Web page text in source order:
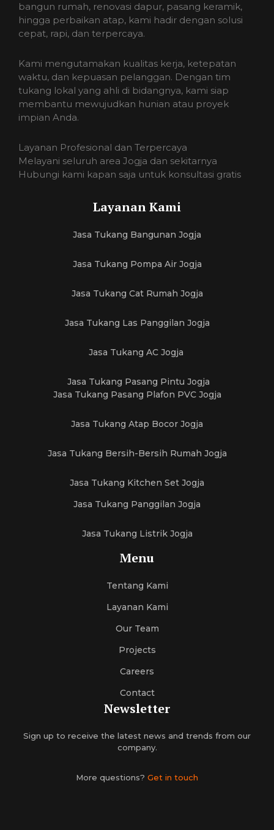
bangun rumah, renovasi dapur, pasang keramik,
hingga perbaikan atap, kami hadir dengan solusi
cepat, rapi, dan terpercaya.
Kami mengutamakan kualitas kerja, ketepatan
waktu, dan kepuasan pelanggan. Dengan tim
tukang lokal yang ahli di bidangnya, kami siap
membantu mewujudkan hunian atau proyek
impian Anda.
Layanan Profesional dan Terpercaya
Melayani seluruh area Jogja dan sekitarnya
Hubungi kami kapan saja untuk konsultasi gratis
Layanan Kami
Jasa Tukang Bangunan Jogja
Jasa Tukang Pompa Air Jogja
Jasa Tukang Cat Rumah Jogja
Jasa Tukang Las Panggilan Jogja
Jasa Tukang AC Jogja
Jasa Tukang Pasang Pintu Jogja
Jasa Tukang Pasang Plafon PVC Jogja
Jasa Tukang Atap Bocor Jogja
Jasa Tukang Bersih-Bersih Rumah Jogja
Jasa Tukang Kitchen Set Jogja
Jasa Tukang Panggilan Jogja
Jasa Tukang Listrik Jogja
Menu
Tentang Kami
Layanan Kami
Our Team
Projects
Careers
Contact
Newsletter
Sign up to receive the latest news and trends from our
company.
More questions? Get in touch